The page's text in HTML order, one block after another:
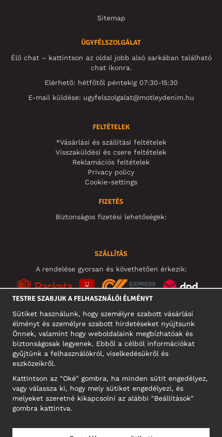
Sitemap
ÜGYFÉLSZOLGÁLAT
Élő chat – kattintson az oldal jobb alsó sarkában található
chat ikonra.
Elérhető: hétfőtől péntekig 07:30-15:30
E-mail küldése: ugyfelszolgalat@motleydenim.hu
FELTÉTELEK
*Vásárlási és szállítási feltételek
Visszaküldési és csere feltételek
Reklamációs feltételek
Privacy policy
Cookie-settings
FIZETÉS
Biztonságos fizetési lehetőségek:
SZÁLLÍTÁS
A rendelése gyorsan és követhetően érkezik:
KÖZÖSSÉGI MÉDIA
Motley Denim Europe OÜ
Narva mnt 5, EE-10117 Tallinn
Reg: 12356245
TESTRE SZABJUK A FELHASZNÁLÓI ÉLMÉNYT
Sütiket használunk, hogy személyre szabott vásárlási
élményt és személyre szabott hirdetéseket nyújtsunk
Önnek, valamint hogy weboldalaink megbízhatóak és
biztonságosak legyenek. Ebből a célból információkat
gyűjtünk a felhasználókról, viselkedésükről és
eszközeikről.
Kattintson az "Oké" gombra, ha minden sütit engedélyez,
vagy válassza ki, hogy mely sütiket engedélyezi, és
melyeket szeretné kikapcsolni az alábbi "Beállítások"
gombra kattintva.